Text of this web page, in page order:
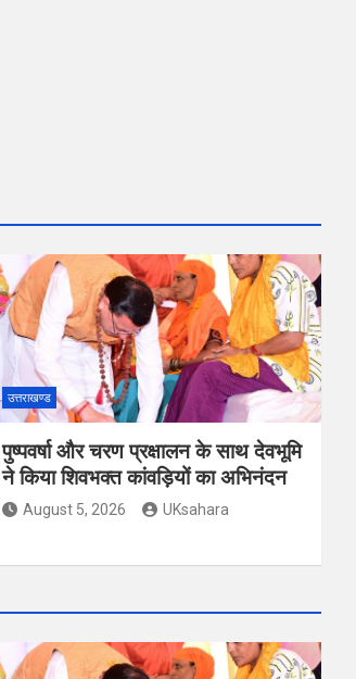
उत्तराखण्ड
पुष्पवर्षा और चरण प्रक्षालन के साथ देवभूमि
ने किया शिवभक्त कांवड़ियों का अभिनंदन
August 5, 2026 UKsahara